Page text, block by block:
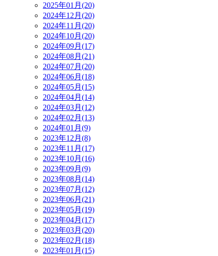
2025年01月(20)
2024年12月(20)
2024年11月(20)
2024年10月(20)
2024年09月(17)
2024年08月(21)
2024年07月(20)
2024年06月(18)
2024年05月(15)
2024年04月(14)
2024年03月(12)
2024年02月(13)
2024年01月(9)
2023年12月(8)
2023年11月(17)
2023年10月(16)
2023年09月(9)
2023年08月(14)
2023年07月(12)
2023年06月(21)
2023年05月(19)
2023年04月(17)
2023年03月(20)
2023年02月(18)
2023年01月(15)